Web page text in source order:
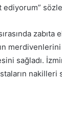
sağladı.
nakilleri